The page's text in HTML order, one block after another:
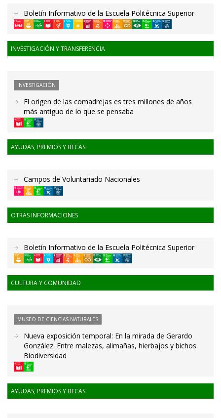
Boletín Informativo de la Escuela Politécnica Superior
INVESTIGACIÓN Y TRANSFERENCIA
INVESTIGACIÓN
El origen de las comadrejas es tres millones de años
más antiguo de lo que se pensaba
AYUDAS, PREMIOS Y BECAS
Campos de Voluntariado Nacionales
OTRAS INFORMACIONES
Boletín Informativo de la Escuela Politécnica Superior
CULTURA Y COMUNIDAD
MUSEO DE CIENCIAS NATURALES
Nueva exposición temporal: En la mirada de Gerardo
González. Entre malezas, alimañas, hierbajos y bichos.
Biodiversidad
AYUDAS, PREMIOS Y BECAS